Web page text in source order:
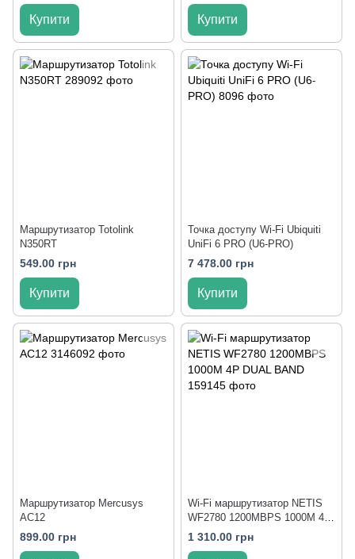
Купити Купити
Маршрутизатор Totolink
N350RT
549.00 грн
Купити
Точка доступу Wi-Fi Ubiquiti
UniFi 6 PRO (U6-PRO)
7 478.00 грн
Купити
Маршрутизатор Mercusys
AC12
899.00 грн
Wi-Fi маршрутизатор NETIS
WF2780 1200MBPS 1000M 4P
DUAL BAND
1 310.00 грн